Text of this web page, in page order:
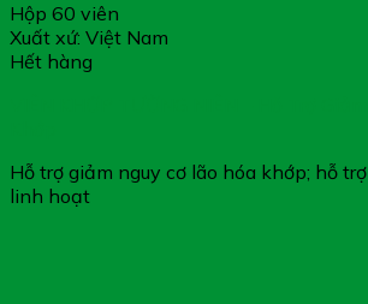
Hộp 60 viên
Xuất xứ: Việt Nam
Hết hàng
Hỗ trợ giảm nguy cơ lão hóa khớp; hỗ
linh hoạt